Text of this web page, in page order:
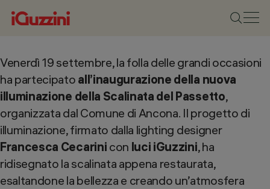
Venerdì 19 settembre, la folla delle grandi occasioni
ha partecipato all’inaugurazione della nuova
illuminazione della Scalinata del Passetto,
organizzata dal Comune di Ancona. Il progetto di
illuminazione, firmato dalla lighting designer
Francesca Cecarini con luci iGuzzini, ha
ridisegnato la scalinata appena restaurata,
esaltandone la bellezza e creando un’atmosfera